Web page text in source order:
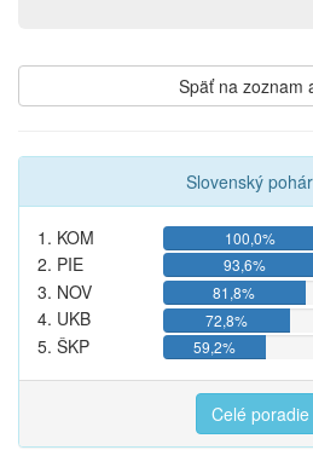
Späť na zoznam
Slovenský
1. KOM 100,0%
2. PIE
93,6%
3. NOV
81,8%
4. UKB
72,8%
5. ŠKP
59,2%
Celé poradie